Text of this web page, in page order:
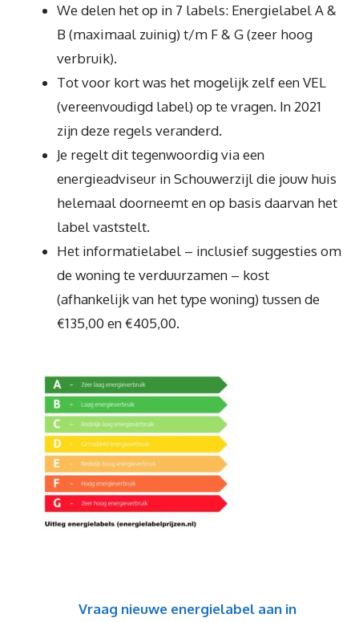
We delen het op in 7 labels: Energielabel A &
B (maximaal zuinig) t/m F & G (zeer hoog
verbruik).
Tot voor kort was het mogelijk zelf een VEL
(vereenvoudigd label) op te vragen. In 2021
zijn deze regels veranderd.
Je regelt dit tegenwoordig via een
energieadviseur in Schouwerzijl die jouw huis
helemaal doorneemt en op basis daarvan het
label vaststelt.
Het informatielabel – inclusief suggesties om
de woning te verduurzamen – kost
(afhankelijk van het type woning) tussen de
€135,00 en €405,00.
Vraag nieuwe energielabel aan in